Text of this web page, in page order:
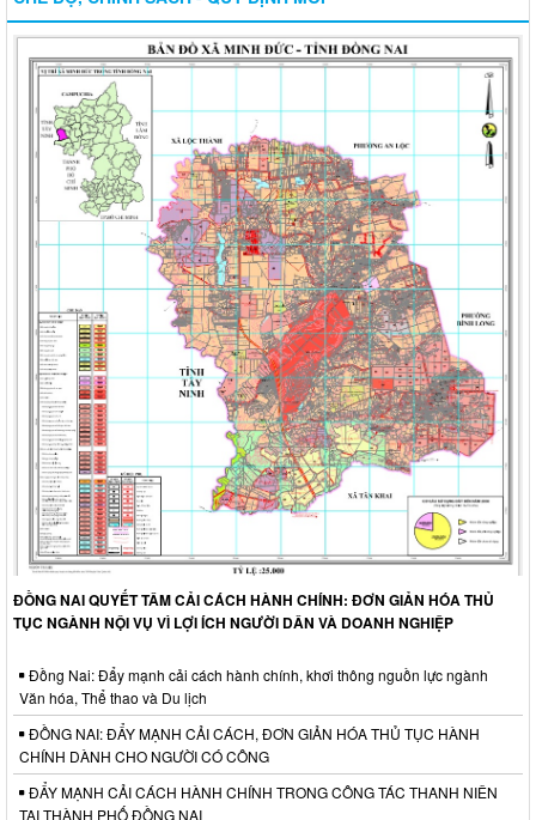
ĐỒNG NAI QUYẾT TÂM CẢI CÁCH HÀNH CHÍNH: ĐƠN GIẢN HÓA THỦ
TỤC NGÀNH NỘI VỤ VÌ LỢI ÍCH NGƯỜI DÂN VÀ DOANH NGHIỆP
Đồng Nai: Đẩy mạnh cải cách hành chính, khơi thông nguồn lực ngành
Văn hóa, Thể thao và Du lịch
ĐỒNG NAI: ĐẨY MẠNH CẢI CÁCH, ĐƠN GIẢN HÓA THỦ TỤC HÀNH
CHÍNH DÀNH CHO NGƯỜI CÓ CÔNG
ĐẨY MẠNH CẢI CÁCH HÀNH CHÍNH TRONG CÔNG TÁC THANH NIÊN
TẠI THÀNH PHỐ ĐỒNG NAI